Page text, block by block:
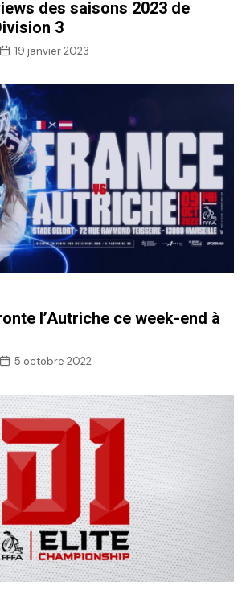
des saisons 2023 de
3
19 janvier 2023
l’Autriche ce week-end à
5 octobre 2022